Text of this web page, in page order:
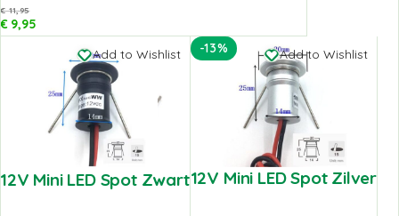
€11,95
€9,95
Add to Wishlist
12V Mini LED Spot Zwart
-13% Add to Wishlist
12V Mini LED Spot Zilver